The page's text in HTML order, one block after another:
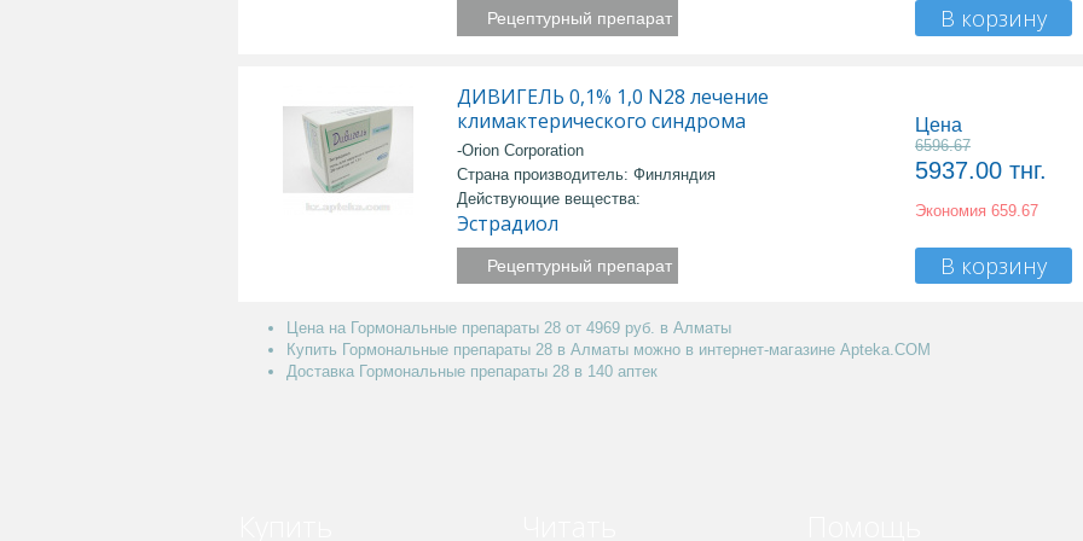
Рецептурный препарат В корзину
ДИВИГЕЛЬ 0,1% 1,0 N28 лечение
климактерического синдрома
-Orion Corporation
Страна производитель: Финляндия
Действующие вещества:
Эстрадиол
Рецептурный препарат
Цена
6596.67
5937.00 тнг.
Экономия 659.67
В корзину
Цена на Гормональные препараты 28 от 4969 руб. в Алматы
Купить Гормональные препараты 28 в Алматы можно в интернет-магазине Apteka.COM
Доставка Гормональные препараты 28 в 140 аптек